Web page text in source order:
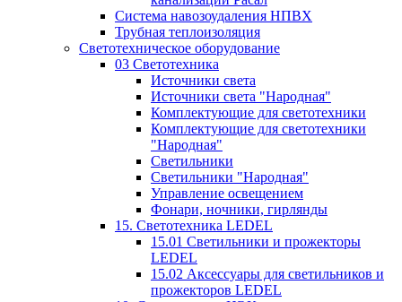
Система навозоудаления НПВХ
Трубная теплоизоляция
Светотехническое оборудование
03 Светотехника
Источники света
Источники света "Народная"
Комплектующие для светотехники
Комплектующие для светотехники
"Народная"
Светильники
Светильники "Народная"
Управление освещением
Фонари, ночники, гирлянды
15. Светотехника LEDEL
15.01 Светильники и прожекторы
LEDEL
15.02 Аксессуары для светильников и
прожекторов LEDEL